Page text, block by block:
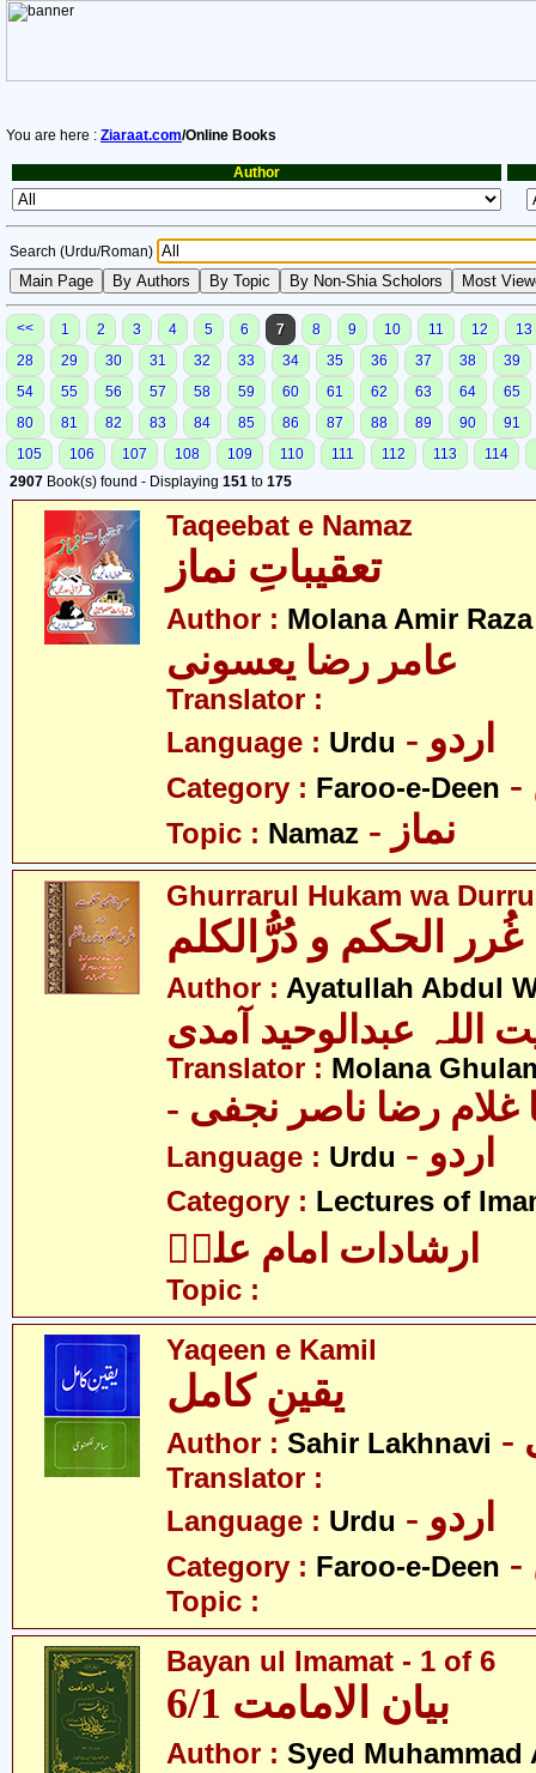
You are here : Ziaraat.com/Online Books
Author
Search (Urdu/Roman)
<< 1 2 3 4 5 6 7 8 9 10 11 12
13
28
29 30 31 32 33 34 35 36 37 38
39
54
55 56 57 58 59 60 61 62 63 64
65
80
81 82 83 84 85 86 87 88 89 90
91
105
106 107 108 109 110 111 112 113
114
2907 Book(s) found - Displaying 151 to 175
Taqeebat e Namaz
تعقیباتِ نماز
Author : Molana Amir
عامر رضا یعسونی
Translator :
Language : Urdu - اردو
Category : Faroo-e-Deen
Topic : Namaz - نماز
Ghurrarul Hukam wa
غُرر الحکم و دُرُّالکلم
Author : Ayatullah Abdul
اللہ عبدالوحید آمدی
Translator : Molana
غلام رضا ناصر نجفی
Language : Urdu - اردو
Category : Lectures of
ارشادات امام علیؑ
Topic :
Yaqeen e Kamil
یقینِ کامل
Author : Sahir Lakhnavi
Translator :
Language : Urdu - اردو
Category : Faroo-e-Deen
Topic :
Bayan ul Imamat - 1 of 6
بیان الامامت 6/1
Author : Syed Muhammad